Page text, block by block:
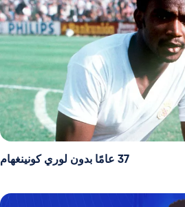
37 عامًا بدون لوري كونينغهام